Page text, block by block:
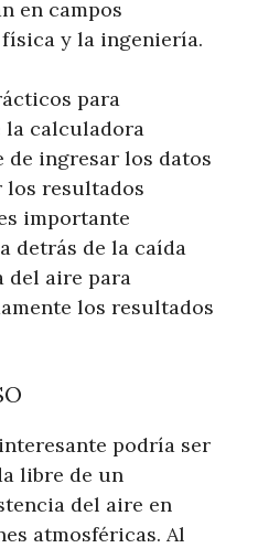
en campos
y la ingeniería.
para
la calculadora
de ingresar los datos
resultados
importante
detrás de la caída
del aire para
los resultados
podría ser
libre de un
del aire en
atmosféricas. Al